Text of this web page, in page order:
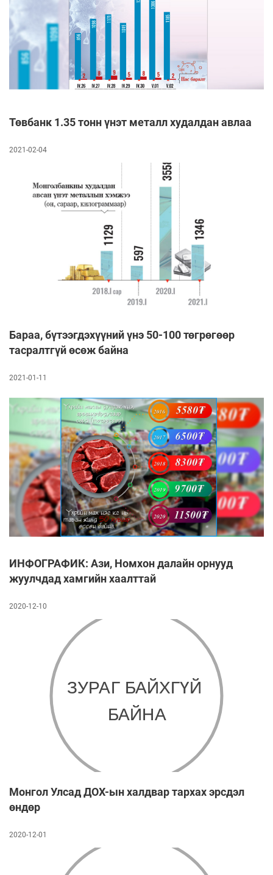
Төвбанк 1.35 тонн үнэт металл худалдан авлаа
2021-02-04
Бараа, бүтээгдэхүүний үнэ 50-100 төгрөгөөр
тасралтгүй өсөж байна
2021-01-11
ИНФОГРАФИК: Ази, Номхон далайн орнууд
жуулчдад хамгийн хаалттай
2020-12-10
Монгол Улсад ДОХ-ын халдвар тархах эрсдэл
өндөр
2020-12-01